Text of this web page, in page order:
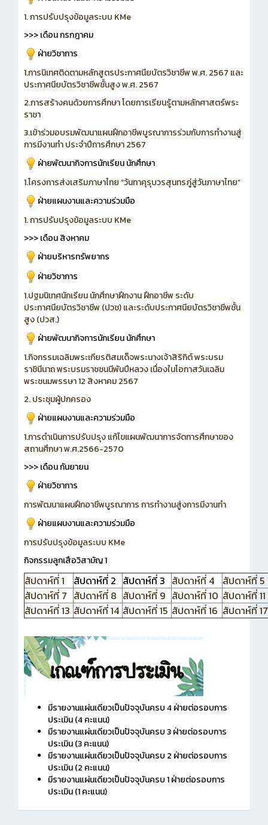
1. การปรับปรุงข้อมูลระบบ KMe
>>> เดือน กรกฎาคม
ฝ่ายวิชาการ
1.การนิเทศติดตามหลักสูตรประกาศนียบัตรวิชาชีพ พ.ศ. 2567 และ
ประกาศนียบัตรวิชาชีพชั้นสูง พ.ศ. 2567
2.การสร้างคนด้วยการศึกษา โดยการเรียนรู้ตามหลักศาสตร์พระ
ราชา
3.เข้าร่วมอบรมพัฒนาแผนฝึกอาชีพบูรณาการร่วมกับการทำงานสู่
การมีงานทำ ประจำปีการศึกษา 2567
ฝ่ายพัฒนากิจการนักเรียน นักศึกษา
1.โครงการส่งเสริมภาษาไทย “วันทาคุรุบวรสุนทรภู่สู่วันภาษาไทย”
ฝ่ายแผนงานและความร่วมมือ
1. การปรับปรุงข้อมูลระบบ KMe
>>> เดือน สิงหาคม
ฝ่ายบริหารทรัพยากร
ฝ่ายวิชาการ
1.ปฐมนิเทศนักเรียน นักศึกษาฝึกงาน ฝึกอาชีพ ระดับ
ประกาศนียบัตรวิชาชีพ (ปวช) และระดับประกาศนียบัตรวิชาชีพชั้น
สูง (ปวส.)
ฝ่ายพัฒนากิจการนักเรียน นักศึกษา
1.กิจกรรมเฉลิมพระเกียรติสมเด็จพระนางเจ้าสิริกิต์ พระบรม
ราชินีนาถ พระบรมราชชนนีพันปีหลวง เนื่องในโอกาสวันเฉลิม
พระชนมพรรษา 12 สิงหาคม 2567
2. ประชุมผู้ปกครอง
ฝ่ายแผนงานและความร่วมมือ
1.การดำเนินการปรับปรุง แก้ไขแผนพัฒนาการจัดการศึกษาของ
สถานศึกษา พ.ศ.2566-2570
>>> เดือน กันยายน
ฝ่ายวิชาการ
การพัฒนาแผนฝึกอาชีพบูรณาการ การทำงานสู่งการมีงานทำ
ฝ่ายแผนงานและความร่วมมือ
การปรับปรุงข้อมูลระบบ KMe
กิจกรรมลูกเสือวิสามัญ 1
สัปดาห์ที่ 1 สัปดาห์ที่ 2 สัปดาห์ที่ 3 สัปดาห์ที่ 4
สัปดาห์ที่ 5
สัปดาห์ที่ 7 สัปดาห์ที่ 8 สัปดาห์ที่ 9 สัปดาห์ที่ 10 สัปดาห์ที่ 11
สัปดาห์ที่ 13 สัปดาห์ที่ 14 สัปดาห์ที่ 15 สัปดาห์ที่ 16 สัปดาห์ที่ 17
มีรายงานแผ่นเดียวเป็นปัจจุบันครบ 4 ฝ่ายต่อรอบการ
ประเมิน (4 คะแนน)
มีรายงานแผ่นเดียวเป็นปัจจุบันครบ 3 ฝ่ายต่อรอบการ
ประเมิน (3 คะแนน)
มีรายงานแผ่นเดียวเป็นปัจจุบันครบ 2 ฝ่ายต่อรอบการ
ประเมิน (2 คะแนน)
มีรายงานแผ่นเดียวเป็นปัจจุบันครบ 1 ฝ่ายต่อรอบการ
ประเมิน (1 คะแนน)